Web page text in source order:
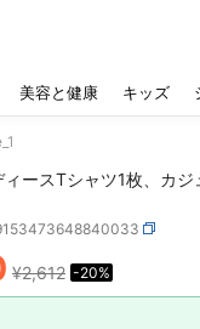
美容と健康 キッズ
ィースTシャツ1枚、カ
AND
¥2,612 -20%